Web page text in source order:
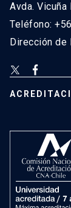
Avda. Vicuña
Teléfono:
Dirección de